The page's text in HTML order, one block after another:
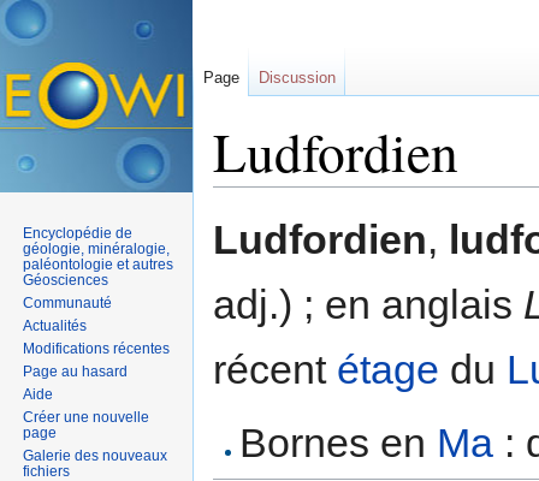
Ludfordien
Ludfordien,
adj.) ; en anglais
récent étage du
Bornes en Ma :
Page Discussion
Encyclopédie de
géologie, minéralogie,
paléontologie et autres
Géosciences
Communauté
Actualités
Modifications récentes
Page au hasard
Aide
Créer une nouvelle
page
Galerie des nouveaux
fichiers